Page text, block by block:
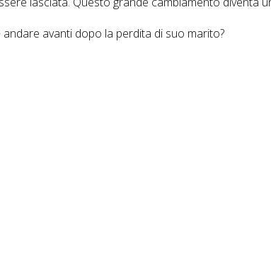
avanti dopo la perdita di suo marito?